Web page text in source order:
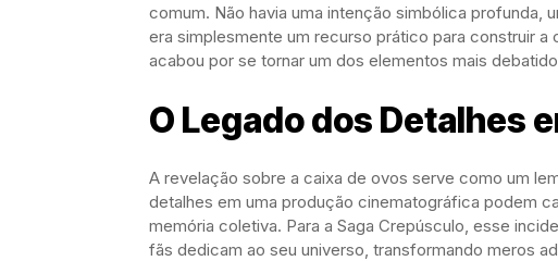
comum. Não havia uma intenção simbólica profunda,
era simplesmente um recurso prático para construir a
acabou por se tornar um dos elementos mais
O Legado dos Detalhes
A revelação sobre a caixa de ovos serve como um
detalhes em uma produção cinematográfica podem
memória coletiva. Para a Saga Crepúsculo, esse
fãs dedicam ao seu universo, transformando meros